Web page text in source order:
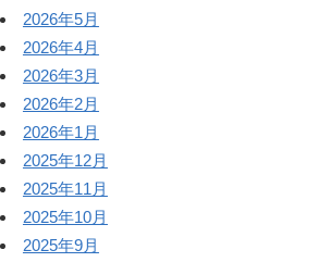
2026年5月
2026年4月
2026年3月
2026年2月
2026年1月
2025年12月
2025年11月
2025年10月
2025年9月